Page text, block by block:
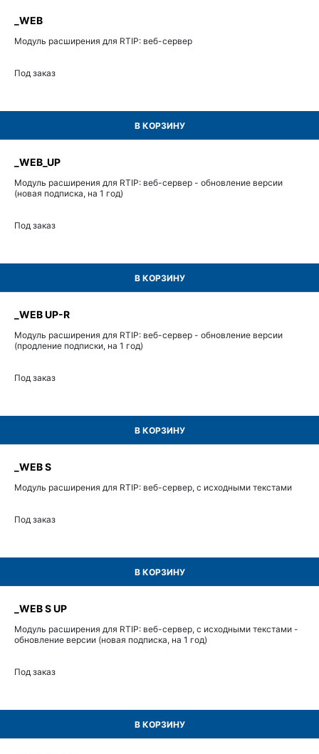
_WEB
Модуль расширения для RTIP: веб-сервер
Под заказ
В КОРЗИНУ
_WEB_UP
Модуль расширения для RTIP: веб-сервер - обновление версии
(новая подписка, на 1 год)
Под заказ
В КОРЗИНУ
_WEB UP-R
Модуль расширения для RTIP: веб-сервер - обновление версии
(продление подписки, на 1 год)
Под заказ
В КОРЗИНУ
_WEB S
Модуль расширения для RTIP: веб-сервер, с исходными текстами
Под заказ
В КОРЗИНУ
_WEB S UP
Модуль расширения для RTIP: веб-сервер, с исходными текстами -
обновление версии (новая подписка, на 1 год)
Под заказ
В КОРЗИНУ